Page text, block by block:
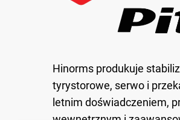
Hinorms produkuje
tyrystorowe, serwo i
letnim doświadczeniem,